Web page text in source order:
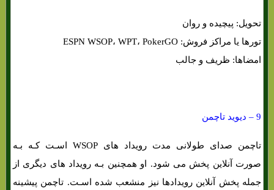
تحویل: پیچیده و روان
تورها یا مراکز فروش: ESPN WSOP، WPT، PokerGO
امضاها: ظریف و جالب
9 – دیوید تاچمن
تاچمن صدای طولانی مدت رویداد های WSOP اسـت کـه بـه
صورت آنلاین پخش می شود. او همچنین بـه رویداد های دیگری از
جمله پخش آنلاین رویدادها نیز منشعب شده اسـت. تاچمن پیشینه